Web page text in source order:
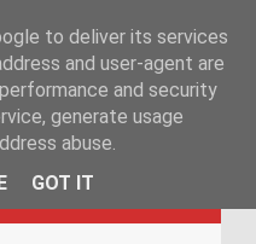
to deliver its services
and user-agent are
and security
generate usage
abuse.
GOT IT